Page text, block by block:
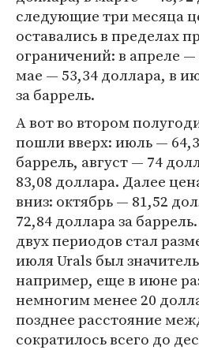
следующие три месяца
оставались в пределах
ограничений: в апреле —
мае — 53,34 доллара, в
за баррель.
А вот во втором
пошли вверх: июль —
баррель, август — 74
83,08 доллара. Далее
вниз: октябрь — 81,52
72,84 доллара за
двух периодов стал
июля Urals был
например, еще в июне
немногим менее 20
позднее расстояние
сократилось всего до